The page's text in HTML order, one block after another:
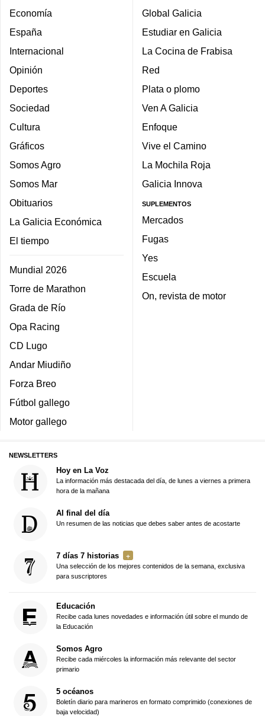
Economía
España
Internacional
Opinión
Deportes
Sociedad
Cultura
Gráficos
Somos Agro
Somos Mar
Obituarios
La Galicia Económica
El tiempo
Mundial 2026
Torre de Marathon
Grada de Río
Opa Racing
CD Lugo
Andar Miudiño
Forza Breo
Fútbol gallego
Motor gallego
Global Galicia
Estudiar en Galicia
La Cocina de Frabisa
Red
Plata o plomo
Ven A Galicia
Enfoque
Vive el Camino
La Mochila Roja
Galicia Innova
SUPLEMENTOS
Mercados
Fugas
Yes
Escuela
On, revista de motor
NEWSLETTERS
Hoy en La Voz
La información más destacada del día, de lunes a viernes a primera
hora de la mañana
Al final del día
Un resumen de las noticias que debes saber antes de acostarte
7 días 7 historias
Una selección de los mejores contenidos de la semana, exclusiva
para suscriptores
Educación
Recibe cada lunes novedades e información útil sobre el mundo de
la Educación
Somos Agro
Recibe cada miércoles la información más relevante del sector
primario
5 océanos
Boletín diario para marineros en formato comprimido (conexiones de
baja velocidad)